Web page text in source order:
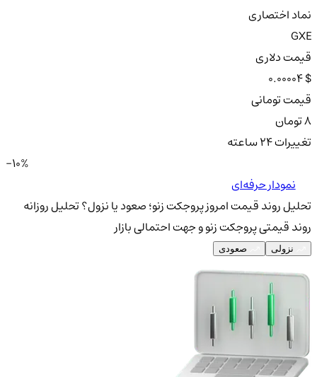
نماد اختصاری
GXE
قیمت دلاری
0.00004 $
قیمت تومانی
8 تومان
تغییرات ۲۴ ساعته
-10%
نمودار حرفه‌ای
تحلیل روند قیمت امروز پروجکت زنو؛ صعود یا نزول؟تحلیل روزانه
روند قیمتی پروجکت زنو و جهت احتمالی بازار
نزولی صعودی